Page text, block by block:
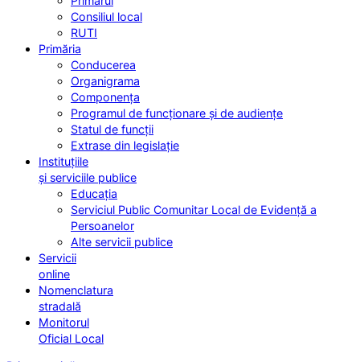
Consiliul local
RUTI
Primăria
Conducerea
Organigrama
Componența
Programul de funcționare și de audiențe
Statul de funcții
Extrase din legislație
Instituțiile
și serviciile publice
Educația
Serviciul Public Comunitar Local de Evidență a
Persoanelor
Alte servicii publice
Servicii
online
Nomenclatura
stradală
Monitorul
Oficial Local